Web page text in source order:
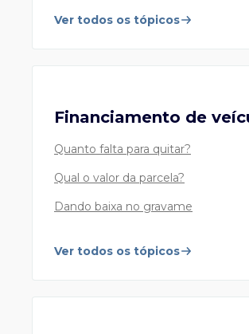
Atendimento ao cliente correntista
Safra Financeira
Financiamento de Veículos, Crédito
Ver todos os tópicos
Financiamento de
Quanto falta para quitar?
Qual o valor da parcela?
Dando baixa no gravame
Ver todos os tópicos